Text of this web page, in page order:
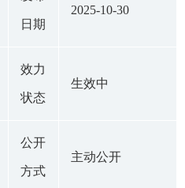
日期
2025-10-30
效力
状态
生效中
公开
方式
主动公开